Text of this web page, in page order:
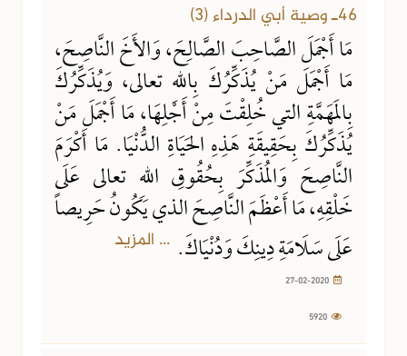
46ـ وصية أبي الدرداء (3)
مَا أَجْمَلَ الصَّاحِبَ الصَّالِحَ، وَالأَخَ النَّاصِحَ،
مَا أَجْمَلَ مَنْ يُذَكِّرُكَ بِاللهِ تعالى، وَيُذَكِّرُكَ
بِالمَهَمَّةِ التي خُلِقْتَ مِنْ أَجْلِهَا، مَا أَجْمَلَ مَنْ
يُذَكِّرُكَ بِحَقِيقَةِ هَذِهِ الحَيَاةِ الدُّنْيَا. مَا أَكْرَمَ
النَّاصِحَ وَالمُذَكِّرَ بِحُقُوقِ اللهِ تعالى عَلَى
خَلْقِهِ، مَا أَعْظَمَ النَّاصِحَ الذي يَكُونُ حَرِيصاً
عَلَى سَلَامَةِ دِينِكَ وَدُنْيَاكَ. ... المزيد